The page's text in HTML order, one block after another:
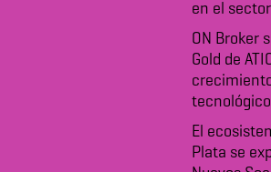
en el sector
ON Broker
Gold de
tecnológico
El
Plata se